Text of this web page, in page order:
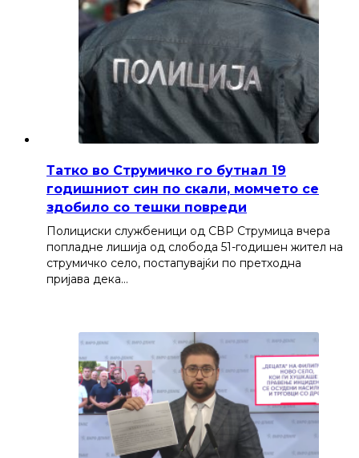
Татко во Струмичко го бутнал 19
годишниот син по скали, момчето се
здобило со тешки повреди
Полициски службеници од СВР Струмица вчера
попладне лишија од слобода 51-годишен жител на
струмичко село, постапувајќи по претходна
пријава дека…